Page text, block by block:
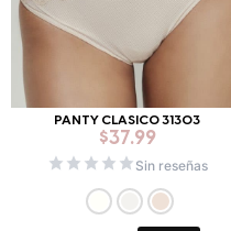
PANTY CLASICO 31303
$37.99
Sin reseñas